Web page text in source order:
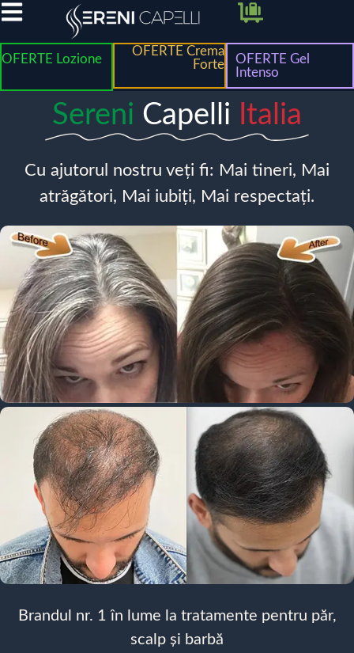
OFERTE Lozione
OFERTE Crema
Forte
OFERTE Gel
Intenso
Sereni Capelli Italia
Cu ajutorul nostru veți fi: Mai tineri, Mai
atrăgători, Mai iubiți, Mai respectați.
Brandul nr. 1 în lume la tratamente pentru păr,
scalp și barbă